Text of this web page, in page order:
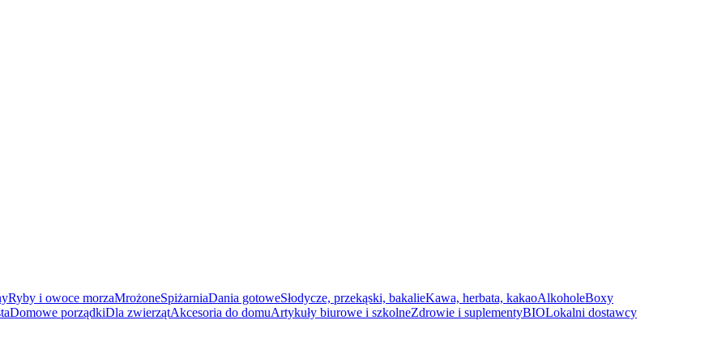
Ryby i owoce morzaMrożoneSpiżarniaDania gotoweSłodycze, przekąski, bakalieKawa, herbata, kakaoAlkoholeBoxy
Domowe porządkiDla zwierzątAkcesoria do domuArtykuły biurowe i szkolneZdrowie i suplementyBIOLokalni dostawcy